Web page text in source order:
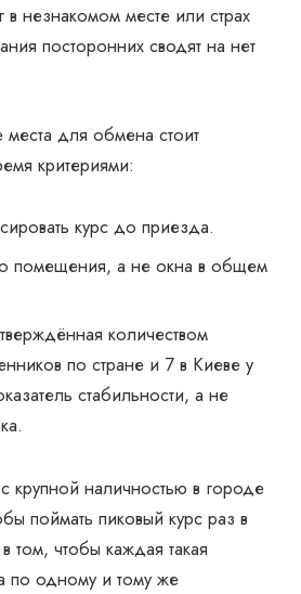
в незнакомом месте или страх
посторонних сводят на нет
для обмена стоит
критериями:
курс до приезда.
помещения, а не окна в общем
количеством
по стране и 7 в Киеве у
стабильности, а не
крупной наличностью в городе
поймать пиковый курс раз в
том, чтобы каждая такая
по одному и тому же